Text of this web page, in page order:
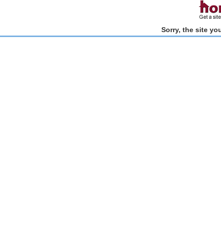
Sorry, the site